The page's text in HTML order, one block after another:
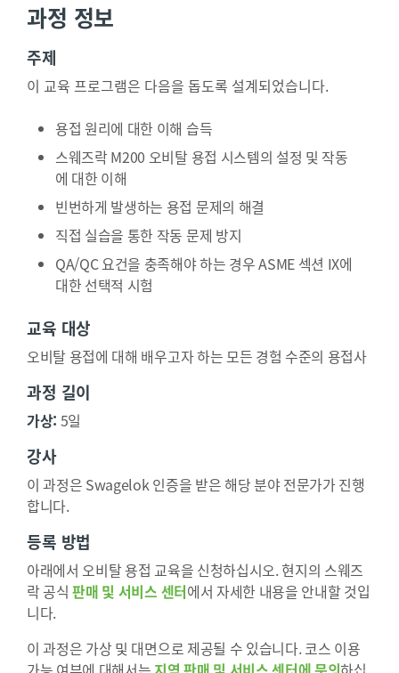
과정 정보
주제
이 교육 프로그램은 다음을 돕도록 설계되었습니다.
용접 원리에 대한 이해 습득
스웨즈락 M200 오비탈 용접 시스템의 설정 및 작동
에 대한 이해
빈번하게 발생하는 용접 문제의 해결
직접 실습을 통한 작동 문제 방지
QA/QC 요건을 충족해야 하는 경우 ASME 섹션 IX에
대한 선택적 시험
교육 대상
오비탈 용접에 대해 배우고자 하는 모든 경험 수준의 용접사
과정 길이
가상: 5일
강사
이 과정은 Swagelok 인증을 받은 해당 분야 전문가가 진행
합니다.
등록 방법
아래에서 오비탈 용접 교육을 신청하십시오. 현지의 스웨즈
락 공식판매 및 서비스 센터에서 자세한 내용을 안내할 것입
니다.
이 과정은 가상 및 대면으로 제공될 수 있습니다. 코스 이용